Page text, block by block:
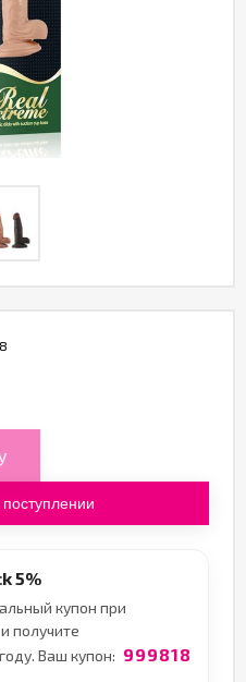
5%
купон при
получите
Ваш купон: 999818